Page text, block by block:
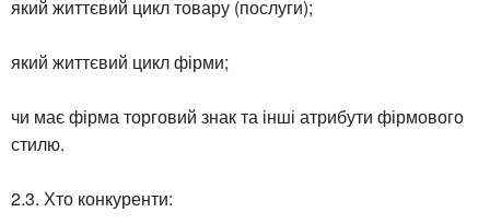
який життєвий цикл товару (послуги);
який життєвий цикл фірми;
чи має фірма торговий знак та інші атрибути фірмового
стилю.
2.3. Хто конкуренти: